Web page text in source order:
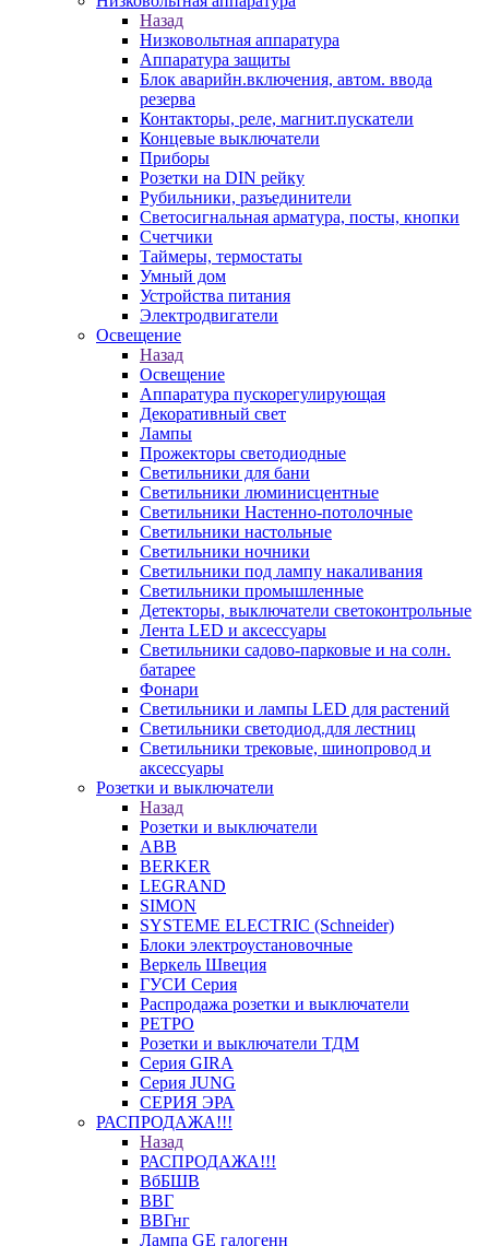
Назад
Низковольтная аппаратура
Аппаратура защиты
Блок аварийн.включения, автом. ввода
резерва
Контакторы, реле, магнит.пускатели
Концевые выключатели
Приборы
Розетки на DIN рейку
Рубильники, разъединители
Светосигнальная арматура, посты, кнопки
Счетчики
Таймеры, термостаты
Умный дом
Устройства питания
Электродвигатели
Освещение
Назад
Освещение
Аппаратура пускорегулирующая
Декоративный свет
Лампы
Прожекторы светодиодные
Светильники для бани
Светильники люминисцентные
Светильники Настенно-потолочные
Светильники настольные
Светильники ночники
Светильники под лампу накаливания
Светильники промышленные
Детекторы, выключатели светоконтрольные
Лента LED и аксессуары
Светильники садово-парковые и на солн.
батарее
Фонари
Светильники и лампы LED для растений
Светильники светодиод.для лестниц
Светильники трековые, шинопровод и
аксессуары
Розетки и выключатели
Назад
Розетки и выключатели
ABB
BERKER
LEGRAND
SIMON
SYSTEME ELECTRIC (Schneider)
Блоки электроустановочные
Веркель Швеция
ГУСИ Серия
Распродажа розетки и выключатели
РЕТРО
Розетки и выключатели ТДМ
Серия GIRA
Серия JUNG
СЕРИЯ ЭРА
РАСПРОДАЖА!!!
Назад
РАСПРОДАЖА!!!
ВбБШВ
ВВГ
ВВГнг
Лампа GE галогенн